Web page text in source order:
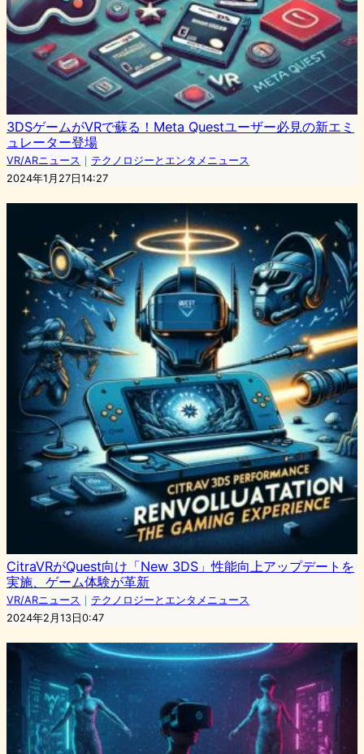
3DSゲームがVRで蘇る！Meta Questユーザー必見の新エミ
ュレーター登場
VR/ARニュース ｜ テクノロジーとエンタメニュース
2024年1月27日14:27
CitraVRがQuest向け「New 3DS」性能向上アップデートを
実施、ゲーム体験が革新
VR/ARニュース ｜ テクノロジーとエンタメニュース
2024年2月13日0:47